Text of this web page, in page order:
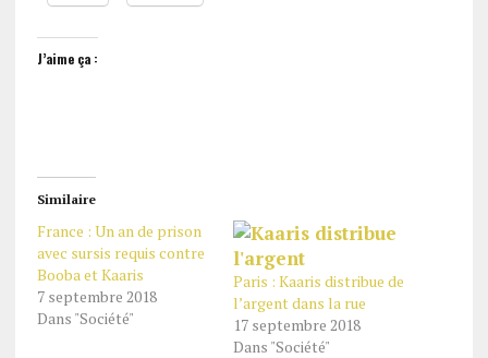
J’aime ça :
Similaire
France : Un an de prison
avec sursis requis contre
Booba et Kaaris
7 septembre 2018
Dans "Société"
Paris : Kaaris distribue de
l’argent dans la rue
17 septembre 2018
Dans "Société"